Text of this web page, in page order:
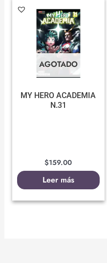
AGOTADO
MY HERO ACADEMIA
N.31
$159.00
Leer más